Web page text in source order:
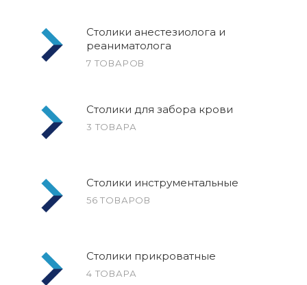
Столики анестезиолога и
реаниматолога
7 ТОВАРОВ
Столики для забора крови
3 ТОВАРА
Столики инструментальные
56 ТОВАРОВ
Столики прикроватные
4 ТОВАРА